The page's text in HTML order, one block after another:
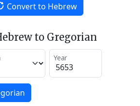
Convert to Hebrew
to Gregorian
Year